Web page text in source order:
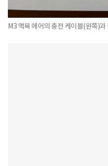
M3 맥북 에어의 충전 케이블(왼쪽)